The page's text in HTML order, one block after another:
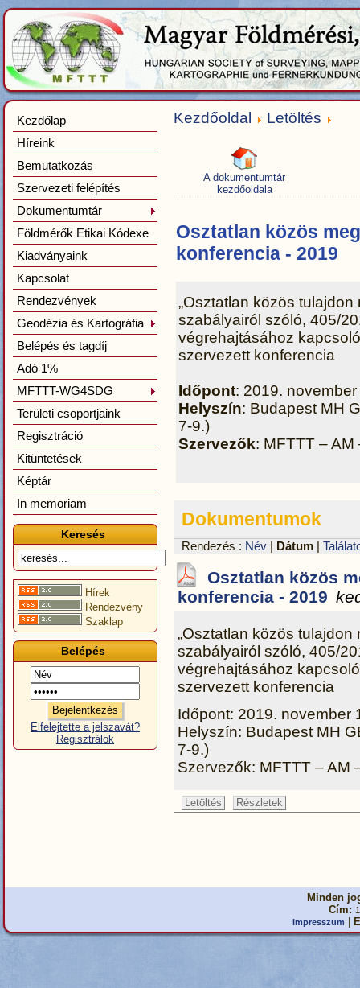
Kezdőlap
Híreink
Bemutatkozás
Szervezeti felépítés
Dokumentumtár
Földmérők Etikai Kódexe
Kiadványaink
Kapcsolat
Rendezvények
Geodézia és Kartográfia
Belépés és tagdíj
Adó 1%
MFTTT-WG4SDG
Területi csoportjaink
Regisztráció
Kitüntetések
Képtár
In memoriam
Keresés
Hírek
Rendezvény
Szaklap
Belépés
Elfelejtette a jelszavát?
Regisztrálok
Kezdőoldal Letöltés
A dokumentumtár
kezdőoldala
Osztatlan közös
konferencia - 2019
„Osztatlan közös
szabályairól szóló, 405/
végrehajtásához
szervezett konferencia
Időpont: 2019.
Helyszín: Budapest MH
7-9.)
Szervezők: MFTTT –
Dokumentumok
Rendezés : Név Dátum
Osztatlan közös
konferencia - 2019
„Osztatlan közös tulajdon
szabályairól szóló, 405/
végrehajtásához
szervezett konferencia
Időpont: 2019. november
Helyszín: Budapest MH
7-9.)
Szervezők: MFTTT – AM
Letöltés Részletek
Minden
Cím:
Impresszum